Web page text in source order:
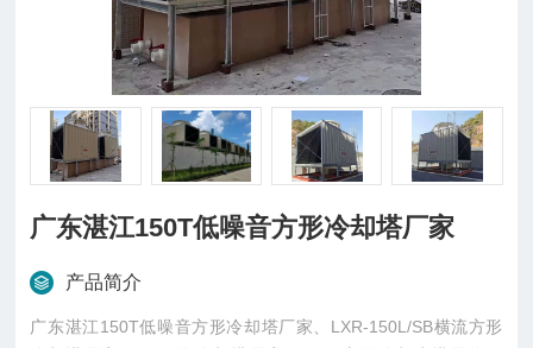
广东湛江150T低噪音方形冷却塔厂家
产品简介
广东湛江150T低噪音方形冷却塔厂家、LXR-150L/SB横流方形